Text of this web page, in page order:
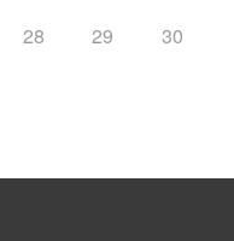
28 29 30